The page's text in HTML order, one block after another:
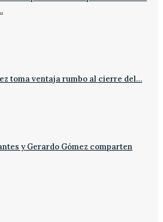
toma ventaja rumbo al cierre del…
y Gerardo Gómez comparten